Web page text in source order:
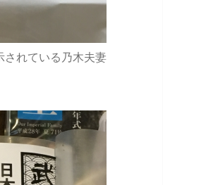
されている乃木夫妻